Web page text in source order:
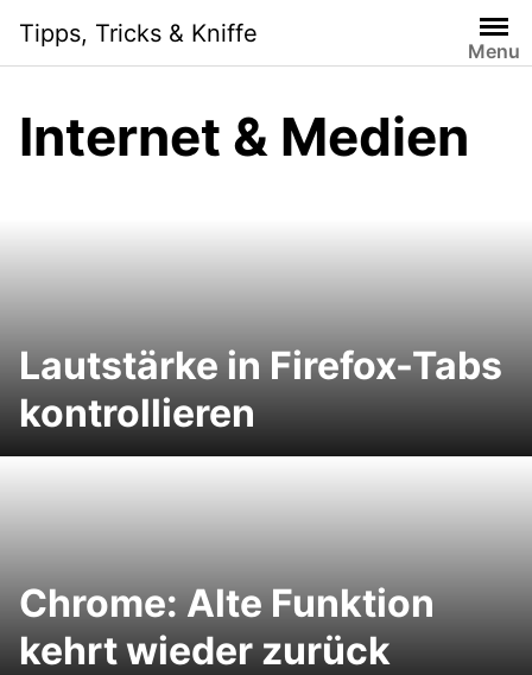
content
Tipps, Tricks & Kniffe
Menu
Internet & Medien
Lautstärke in Firefox-Tabs
kontrollieren
Chrome: Alte Funktion
kehrt wieder zurück